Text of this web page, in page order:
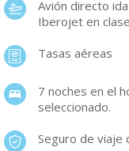
Avión directo
Iberojet en
Tasas aéreas
7 noches en el
seleccionado.
Seguro de viaje